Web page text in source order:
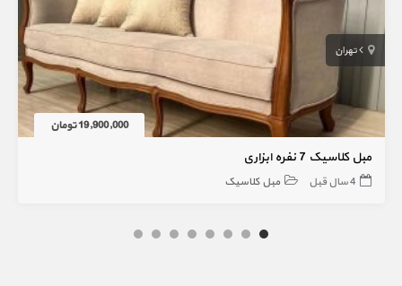
تهران
19,900,000 تومان
مبل کلاسیک 7 نفره ابزاری
4 سال قبل مبل کلاسیک